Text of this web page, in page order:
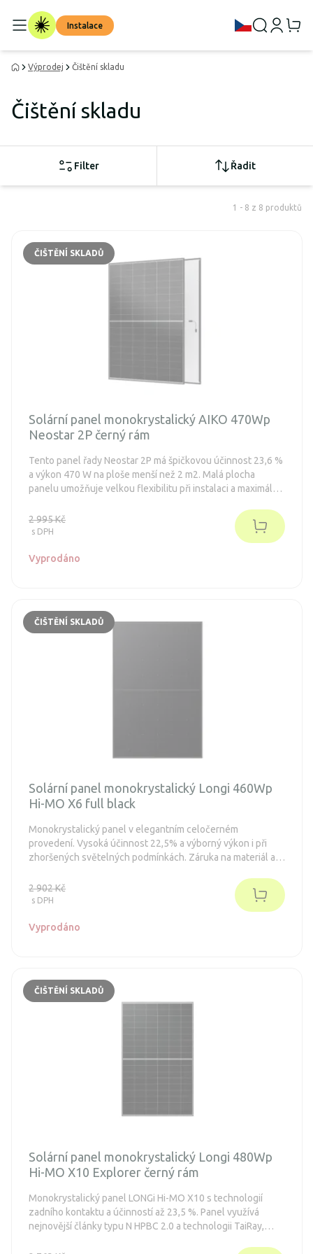
Instalace
Výprodej Čištění skladu
Čištění skladu
Filter Řadit
1 - 8 z 8 produktů
ČIŠTĚNÍ SKLADŮ
Solární panel monokrystalický AIKO 470Wp
Neostar 2P černý rám
Tento panel řady Neostar 2P má špičkovou účinnost 23,6 %
a výkon 470 W na ploše menší než 2 m2. Malá plocha
panelu umožňuje velkou flexibilitu při instalaci a maximální
kontakt a obsahují křemík nejvyšší kvality typu N.
2 995 Kč
s DPH
Vyprodáno
ČIŠTĚNÍ SKLADŮ
Solární panel monokrystalický Longi 460Wp
Hi-MO X6 full black
Monokrystalický panel v elegantním celočerném
provedení. Vysoká účinnost 22,5% a výborný výkon i při
zhoršených světelných podmínkách. Záruka na materiál a
2 902 Kč
s DPH
Vyprodáno
ČIŠTĚNÍ SKLADŮ
Solární panel monokrystalický Longi 480Wp
Hi-MO X10 Explorer černý rám
Monokrystalický panel LONGi Hi-MO X10 s technologií
zadního kontaktu a účinností až 23,5 %. Panel využívá
nejnovější články typu N HPBC 2.0 a technologii TaiRay,